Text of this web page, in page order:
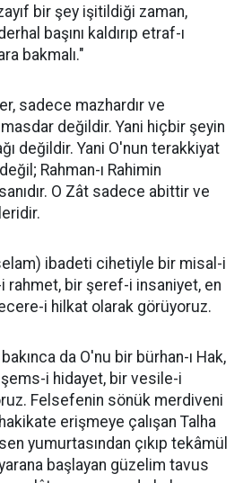
bir şey işitildiği zaman,
başını kaldırıp etraf-ı
bakmalı."
sadece mazhardır ve
değildir. Yani hiçbir şeyin
değildir. Yani O'nun terakkiyat
Rahman-ı Rahimin
O Zât sadece abittir ve
ibadeti cihetiyle bir misal-i
rahmet, bir şeref-i insaniyet, en
i hilkat olarak görüyoruz.
da O'nu bir bürhan-ı Hak,
şems-i hidayet, bir vesile-i
Felsefenin sönük merdiveni
erişmeye çalışan Talha
yumurtasından çıkıp tekâmül
başlayan güzelim tavus